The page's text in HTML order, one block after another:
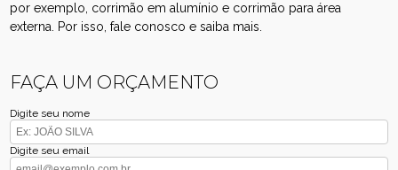
por exemplo, corrimão em alumínio e corrimão para área
externa. Por isso, fale conosco e saiba mais.
FAÇA UM ORÇAMENTO
Digite seu nome
Digite seu email